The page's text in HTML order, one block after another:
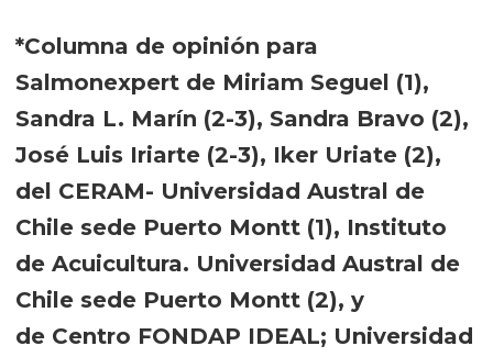
*Columna de opinión para
Salmonexpert de Miriam Seguel (1),
Sandra L. Marín (2-3), Sandra Bravo (2),
José Luis Iriarte (2-3), Iker Uriate (2),
del CERAM- Universidad Austral de
Chile sede Puerto Montt (1), Instituto
de Acuicultura. Universidad Austral de
Chile sede Puerto Montt (2), y
de Centro FONDAP IDEAL; Universidad